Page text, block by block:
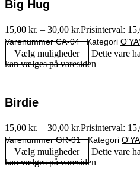
Big Hug
15,00 kr. – 30,00 kr.Prisinterval:
VarenummerCA-04 Kategori
Vælg muligheder
Dette vare
kan vælges på varesiden
Birdie
15,00 kr. – 30,00 kr.Prisinterval:
VarenummerGR-01 Kategori
Vælg muligheder
Dette vare
kan vælges på varesiden